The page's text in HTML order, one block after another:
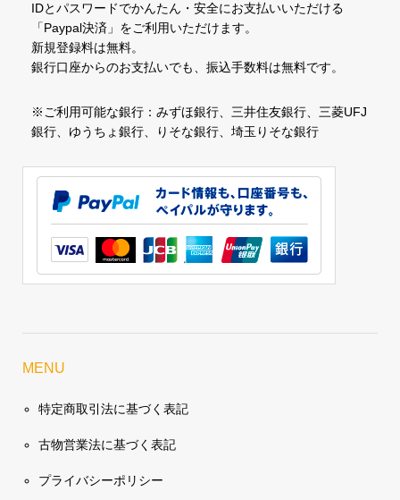
IDとパスワードでかんたん・安全にお支払いいただける
「Paypal決済」をご利用いただけます。
新規登録料は無料。
銀行口座からのお支払いでも、振込手数料は無料です。
※ご利用可能な銀行：みずほ銀行、三井住友銀行、三菱UFJ
銀行、ゆうちょ銀行、りそな銀行、埼玉りそな銀行
MENU
特定商取引法に基づく表記
古物営業法に基づく表記
プライバシーポリシー